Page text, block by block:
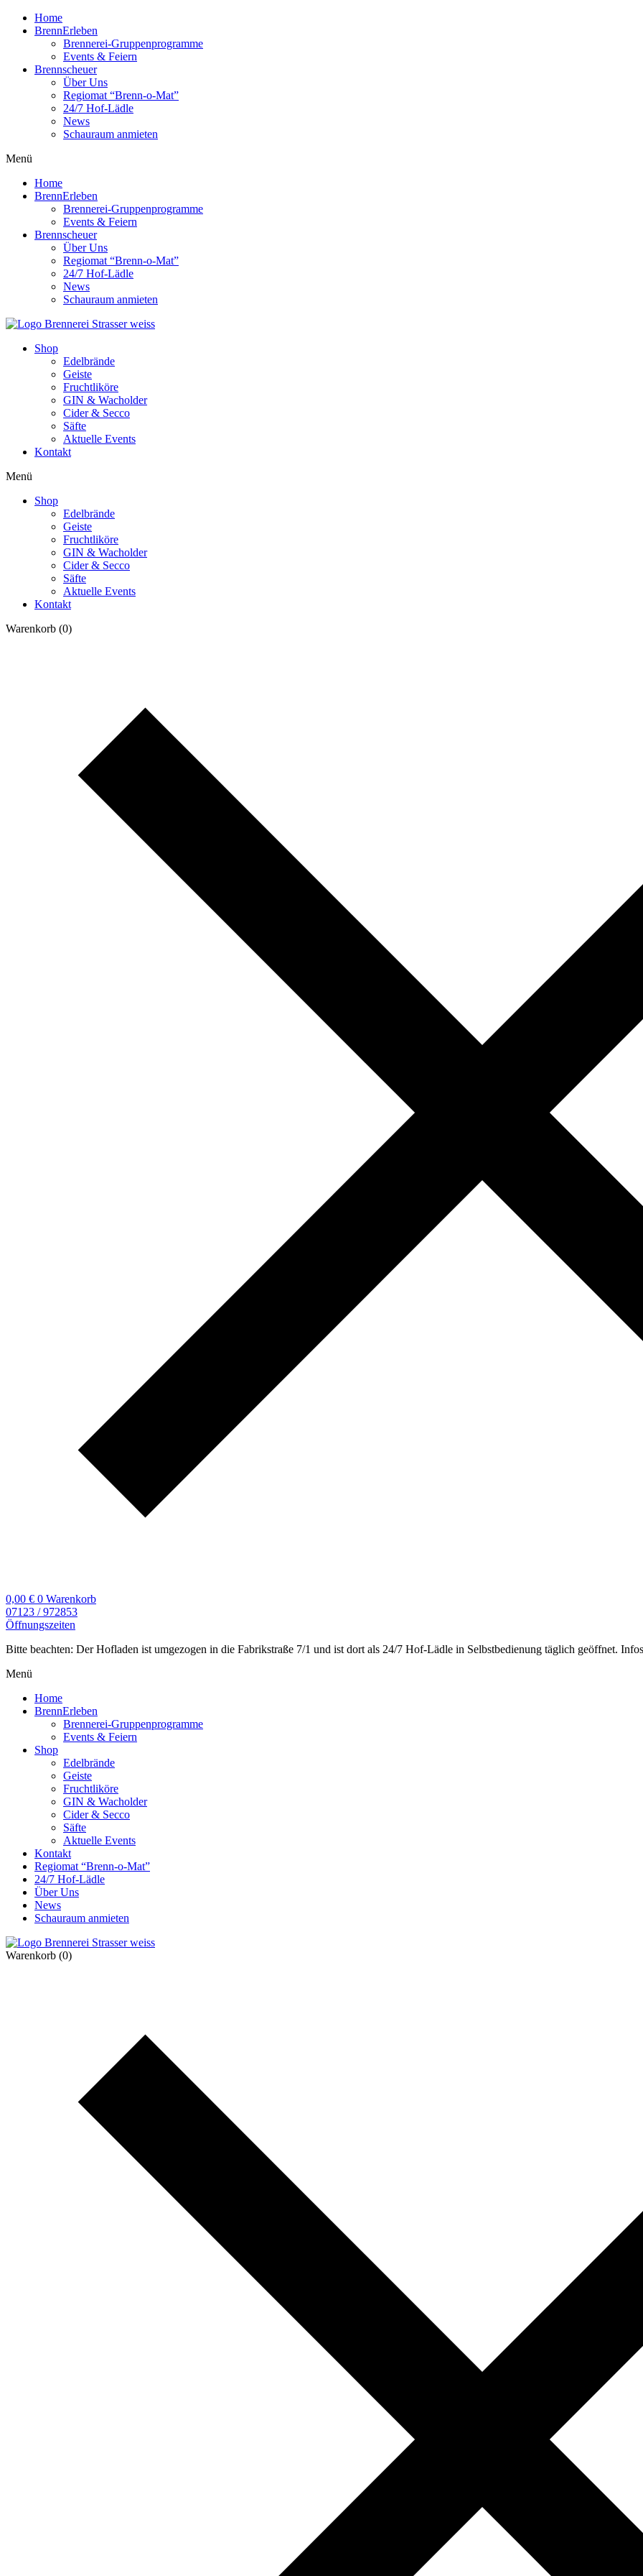
Home
BrennErleben
Brennerei-Gruppenprogramme
Events & Feiern
Brennscheuer
Über Uns
Regiomat “Brenn-o-Mat”
24/7 Hof-Lädle
News
Schauraum anmieten
Menü
Home
BrennErleben
Brennerei-Gruppenprogramme
Events & Feiern
Brennscheuer
Über Uns
Regiomat “Brenn-o-Mat”
24/7 Hof-Lädle
News
Schauraum anmieten
Shop
Edelbrände
Geiste
Fruchtliköre
GIN & Wacholder
Cider & Secco
Säfte
Aktuelle Events
Kontakt
Menü
Shop
Edelbrände
Geiste
Fruchtliköre
GIN & Wacholder
Cider & Secco
Säfte
Aktuelle Events
Kontakt
Warenkorb (0)
0,00 € 0 Warenkorb
07123 / 972853
Öffnungszeiten
Bitte beachten: Der Hofladen ist umgezogen in die Fabrikstraße 7/1 und ist dort als 24/7 Hof-Lädle in Selbstbedienung täglich geöffnet. Infos
Menü
Home
BrennErleben
Brennerei-Gruppenprogramme
Events & Feiern
Shop
Edelbrände
Geiste
Fruchtliköre
GIN & Wacholder
Cider & Secco
Säfte
Aktuelle Events
Kontakt
Regiomat “Brenn-o-Mat”
24/7 Hof-Lädle
Über Uns
News
Schauraum anmieten
Warenkorb (0)